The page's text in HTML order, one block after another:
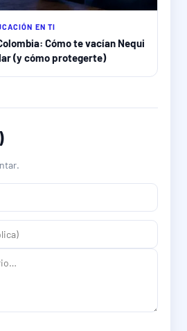
EN TI
Cómo te vacían Nequi
(y cómo protegerte)